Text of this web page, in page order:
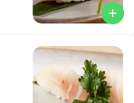
add